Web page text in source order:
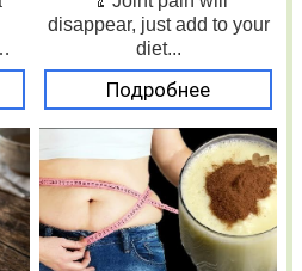
disappear, just add to your
diet...
Подробнее